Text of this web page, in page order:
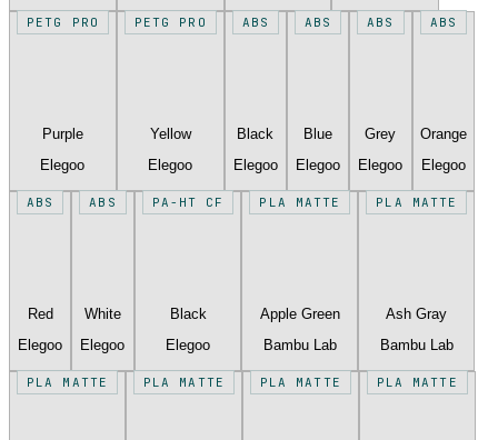
PETG PRO
Purple
Elegoo
PETG PRO
Yellow
Elegoo
ABS
Black
Elegoo
ABS
Blue
Elegoo
ABS
Grey
Elegoo
ABS
Orange
Elegoo
ABS
Red
Elegoo
ABS
White
Elegoo
PA-HT CF
Black
Elegoo
PLA MATTE
Apple Green
Bambu Lab
PLA MATTE
Ash Gray
Bambu Lab
PLA MATTE PLA MATTE PLA MATTE PLA MATTE